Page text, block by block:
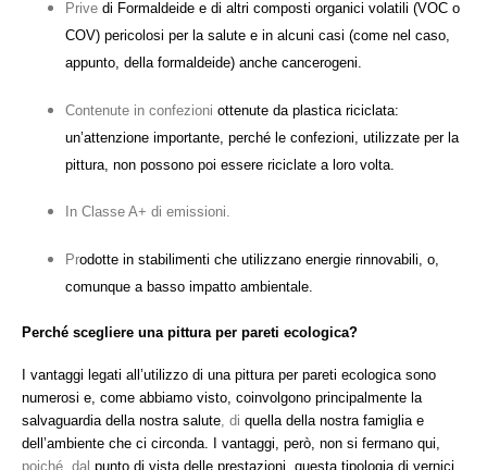
Prive di Formaldeide e di altri composti organici volatili (VOC o
COV) pericolosi per la salute e in alcuni casi (come nel caso,
appunto, della formaldeide) anche cancerogeni.
Contenute in confezioni ottenute da plastica riciclata:
un’attenzione importante, perché le confezioni, utilizzate per la
pittura, non possono poi essere riciclate a loro volta.
In Classe A+ di emissioni.
Prodotte in stabilimenti che utilizzano energie rinnovabili, o,
comunque a basso impatto ambientale.
Perché scegliere una pittura per pareti ecologica?
I vantaggi legati all’utilizzo di una pittura per pareti ecologica sono
numerosi e, come abbiamo visto, coinvolgono principalmente la
salvaguardia della nostra salute, di quella della nostra famiglia e
dell’ambiente che ci circonda. I vantaggi, però, non si fermano qui,
poiché, dal punto di vista delle prestazioni, questa tipologia di vernici